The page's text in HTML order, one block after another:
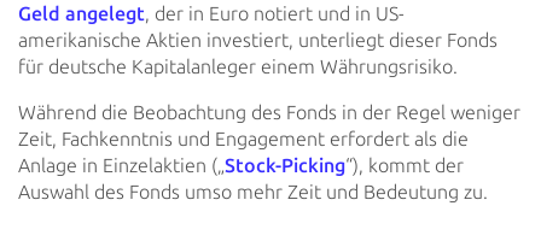
Geld angelegt, der in Euro notiert und in US-
amerikanische Aktien investiert, unterliegt dieser Fonds
für deutsche Kapitalanleger einem Währungsrisiko.
Während die Beobachtung des Fonds in der Regel weniger
Zeit, Fachkenntnis und Engagement erfordert als die
Anlage in Einzelaktien („Stock-Picking“), kommt der
Auswahl des Fonds umso mehr Zeit und Bedeutung zu.